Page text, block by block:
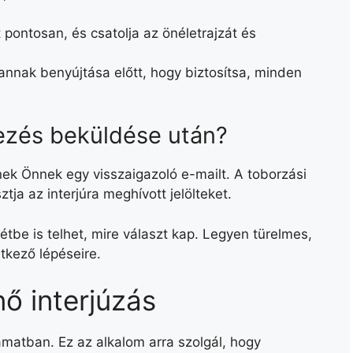
és csatolja az önéletrajzát és
benyújtása előtt, hogy biztosítsa, minden
beküldése után?
Önnek egy visszaigazoló e-mailt. A toborzási
az interjúra meghívott jelölteket.
is telhet, mire választ kap. Legyen türelmes,
lépéseire.
interjúzás
Ez az alkalom arra szolgál, hogy